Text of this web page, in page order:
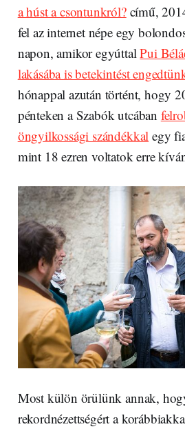
a húst a csontunkról?című,
fel az internet népe egy
napon, amikor egyúttalPui
lakásába is betekintést
hónappal azután történt, hogy
pénteken a Szabók utcában
öngyilkossági szándékkal egy
mint 18 ezren voltatok erre
Most külön örülünk annak,
rekordnézettségért a